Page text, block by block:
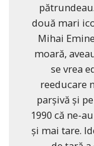
două mari
Mihai
moară,
se vrea
reeducare
parșivă și
1990 că ne-
și mai tare.